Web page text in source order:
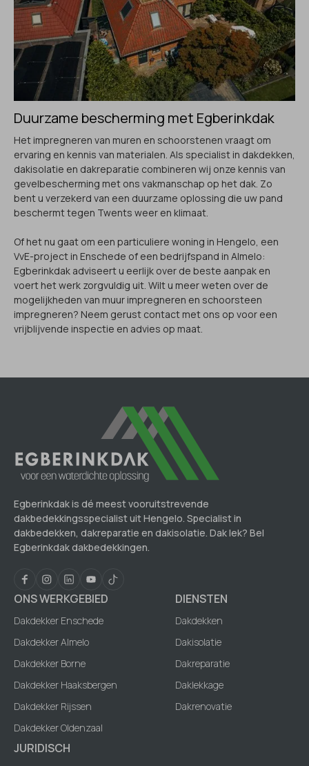
Duurzame bescherming met Egberinkdak
Het impregneren van muren en schoorstenen vraagt om
ervaring en kennis van materialen. Als specialist in dakdekken,
dakisolatie en dakreparatie combineren wij onze kennis van
gevelbescherming met ons vakmanschap op het dak. Zo
bent u verzekerd van een duurzame oplossing die uw pand
beschermt tegen Twents weer en klimaat.
Of het nu gaat om een particuliere woning in Hengelo, een
VvE-project in Enschede of een bedrijfspand in Almelo:
Egberinkdak adviseert u eerlijk over de beste aanpak en
voert het werk zorgvuldig uit. Wilt u meer weten over de
mogelijkheden van muur impregneren en schoorsteen
impregneren? Neem gerust contact met ons op voor een
vrijblijvende inspectie en advies op maat.
Egberinkdak is dé meest vooruitstrevende
dakbedekkingsspecialist uit Hengelo. Specialist in
dakbedekken, dakreparatie en dakisolatie. Dak lek? Bel
Egberinkdak dakbedekkingen.
ONS WERKGEBIED
Dakdekker Enschede
Dakdekker Almelo
Dakdekker Borne
Dakdekker Haaksbergen
Dakdekker Rijssen
Dakdekker Oldenzaal
DIENSTEN
Dakdekken
Dakisolatie
Dakreparatie
Daklekkage
Dakrenovatie
JURIDISCH